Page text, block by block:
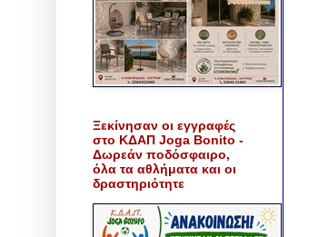
Ξεκίνησαν οι εγγραφές
στο ΚΔΑΠ Joga Bonito -
Δωρεάν ποδόσφαιρο,
όλα τα αθλήματα και οι
δραστηριότητε